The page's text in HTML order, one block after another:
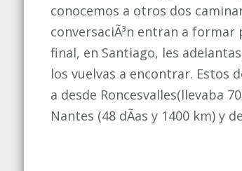
conocemos a otros dos
conversaciÃ³n entran a
final, en Santiago, les
los vuelvas a encontrar. Estos
a desde Roncesvalles(llevaba
Nantes (48 dÃ­as y 1400 km) y